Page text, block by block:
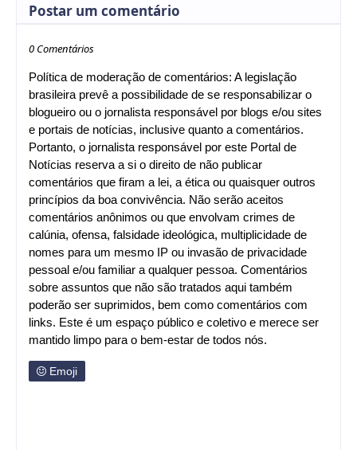
Postar um comentário
0 Comentários
Política de moderação de comentários: A legislação
brasileira prevê a possibilidade de se responsabilizar o
blogueiro ou o jornalista responsável por blogs e/ou sites
e portais de notícias, inclusive quanto a comentários.
Portanto, o jornalista responsável por este Portal de
Notícias reserva a si o direito de não publicar
comentários que firam a lei, a ética ou quaisquer outros
princípios da boa convivência. Não serão aceitos
comentários anônimos ou que envolvam crimes de
calúnia, ofensa, falsidade ideológica, multiplicidade de
nomes para um mesmo IP ou invasão de privacidade
pessoal e/ou familiar a qualquer pessoa. Comentários
sobre assuntos que não são tratados aqui também
poderão ser suprimidos, bem como comentários com
links. Este é um espaço público e coletivo e merece ser
mantido limpo para o bem-estar de todos nós.
Emoji